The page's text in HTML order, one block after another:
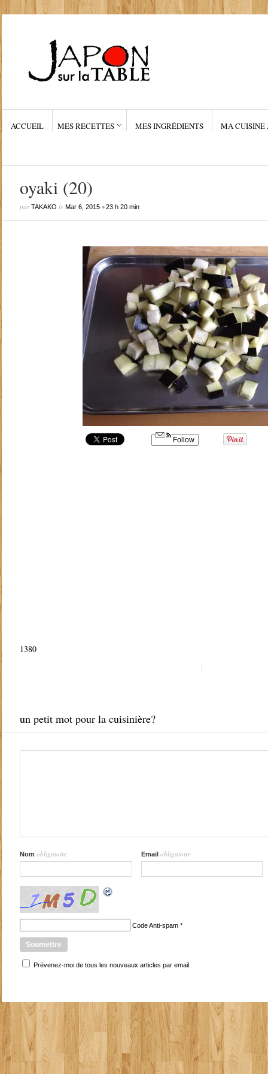
ACCUEIL MES RECETTES MES INGRÉDIENTS MA CUISINE
oyaki (20)
parTAKAKO le Mar 6, 2015•23 h 20 min
Follow
1380
un petit mot pour la cuisinière?
Nom obligatoire Email obligatoire
Code Anti-spam*
Prévenez-moi de tous les nouveaux articles par email.